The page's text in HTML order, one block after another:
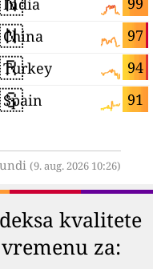
97
China
94
Turkey
91
Spain
(9. aug. 2026 10:26)
kvalitete
za: